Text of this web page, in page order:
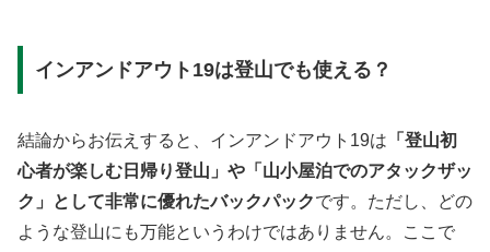
インアンドアウト19は登山でも使える？
結論からお伝えすると、インアンドアウト19は 「登山初
心者が楽しむ日帰り登山」や「山小屋泊でのアタックザッ
ク」として非常に優れたバックパックです。ただし、どの
ような登山にも万能というわけではありません。ここで